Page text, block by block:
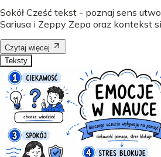
Sokół Cześć tekst - poznaj sens
Sariusa i Zeppy Zepa oraz kontekst
Czytaj więcej
Teksty